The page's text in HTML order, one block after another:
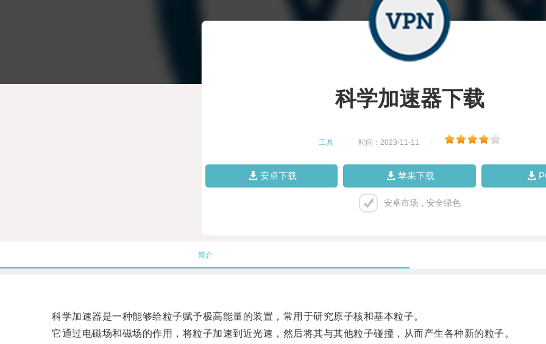
科学加速器下载
工具 时间：2023-11-11
安卓下载 苹果下载
安卓市场，安全绿色
简介
科学加速器是一种能够给粒子赋予极高能量的装置，常用于研究原子核和基本粒子。
它通过电磁场和磁场的作用，将粒子加速到近光速，然后将其与其他粒子碰撞，从而产生各种新的粒子。